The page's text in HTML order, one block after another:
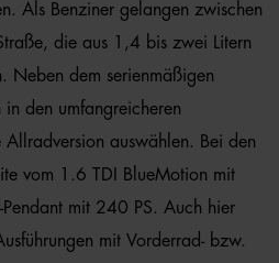
Als Benziner gelangen zwischen
die aus 1,4 bis zwei Litern
Neben dem serienmäßigen
den umfangreicheren
auswählen. Bei den
vom 1.6 TDI BlueMotion mit
Pendant mit 240 PS. Auch hier
mit Vorderrad- bzw.